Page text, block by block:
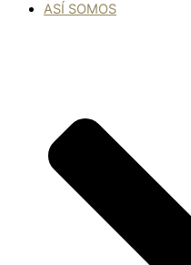
ASÍ SOMOS